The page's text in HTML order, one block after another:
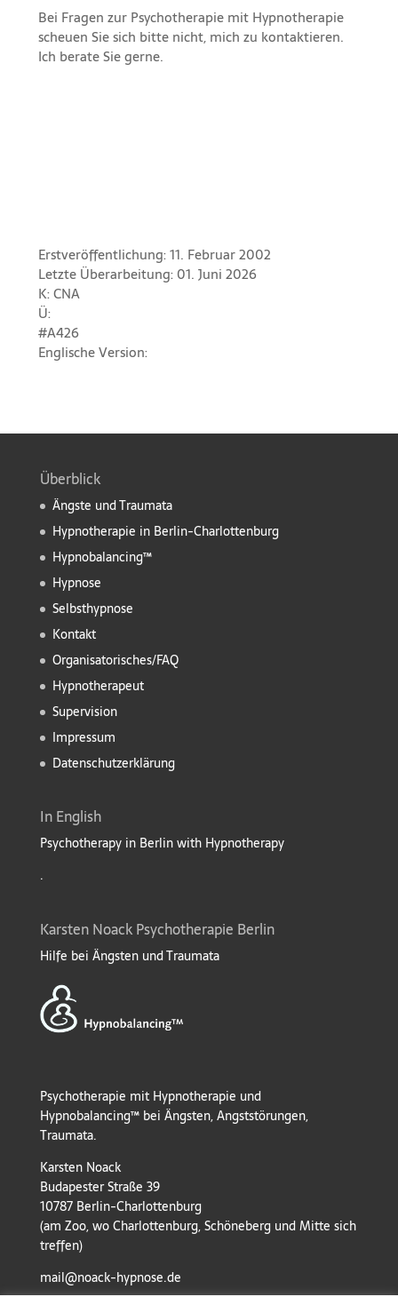
Bei Fragen zur Psychotherapie mit Hypnotherapie
scheuen Sie sich bitte nicht, mich zu kontaktieren.
Ich berate Sie gerne.
Erstveröffentlichung: 11. Februar 2002
Letzte Überarbeitung: 01. Juni 2026
K: CNA
Ü:
#A426
Englische Version:
Überblick
Ängste und Traumata
Hypnotherapie in Berlin-Charlottenburg
Hypnobalancing™
Hypnose
Selbsthypnose
Kontakt
Organisatorisches/FAQ
Hypnotherapeut
Supervision
Impressum
Datenschutzerklärung
In English
Psychotherapy in Berlin with Hypnotherapy
.
Karsten Noack Psychotherapie Berlin
Hilfe bei Ängsten und Traumata
Psychotherapie mit Hypnotherapie und
Hypnobalancing™ bei Ängsten, Angststörungen,
Traumata.
Karsten Noack
Budapester Straße 39
10787 Berlin-Charlottenburg
(am Zoo, wo Charlottenburg, Schöneberg und Mitte sich
treffen)
mail@noack-hypnose.de